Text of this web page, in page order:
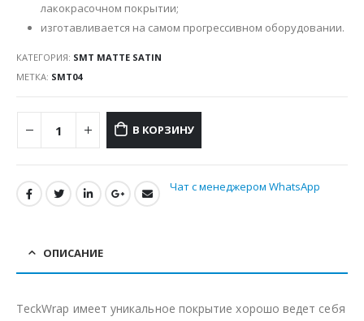
лакокрасочном покрытии;
изготавливается на самом прогрессивном оборудовании.
КАТЕГОРИЯ: SMT MATTE SATIN
МЕТКА: SMT04
В КОРЗИНУ
Чат с менеджером WhatsApp
ОПИСАНИЕ
TeckWrap имеет уникальное покрытие хорошо ведет себя